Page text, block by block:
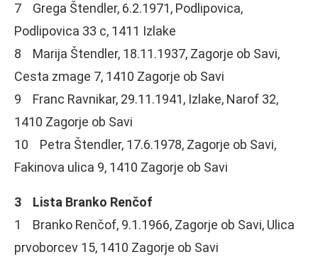
7 Grega Štendler, 6.2.1971, Podlipovica,
Podlipovica 33 c, 1411 Izlake
8 Marija Štendler, 18.11.1937, Zagorje ob Savi,
Cesta zmage 7, 1410 Zagorje ob Savi
9 Franc Ravnikar, 29.11.1941, Izlake, Narof 32,
1410 Zagorje ob Savi
10 Petra Štendler, 17.6.1978, Zagorje ob Savi,
Fakinova ulica 9, 1410 Zagorje ob Savi
3 Lista Branko Renčof
1 Branko Renčof, 9.1.1966, Zagorje ob Savi, Ulica
prvoborcev 15, 1410 Zagorje ob Savi